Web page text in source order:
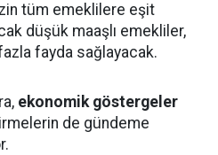
tüm emeklilere eşit
düşük maaşlı emekliler,
fayda sağlayacak.
ekonomik göstergeler
de gündeme